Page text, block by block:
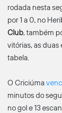
rodada nesta
por 1 a 0, no
Club, também
vitórias, as
tabela.
O Criciúma
minutos do
no gol e 13